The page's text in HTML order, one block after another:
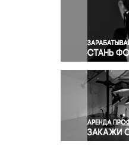
Религия
Спорт